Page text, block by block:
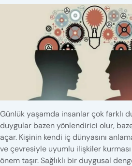
Günlük yaşamda insanlar çok farklı
duygular bazen yönlendirici olur,
açar. Kişinin kendi iç dünyasını
ve çevresiyle uyumlu ilişkiler
önem taşır. Sağlıklı bir duygusal